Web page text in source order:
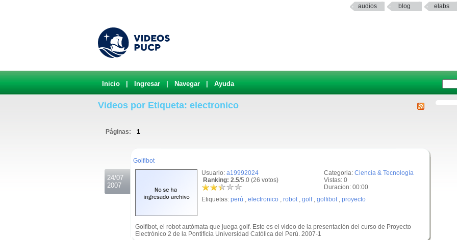
audios blog elabs
Inicio Ingresar Navegar Ayuda
Videos por Etiqueta: electronico
Páginas: 1
24/07
2007
Golfibot
Categoria: Ciencia & Tecnología
Vistas: 0
Duracion: 00:00
Usuario: a19992024
Ranking: 2.5/5.0 (26 votos)
Etiquetas: perú , electronico , robot, golf, golfibot, proyecto
Golfibot, el robot autómata que juega golf. Este es el video de la presentación del curso de Proyecto
Electrónico 2 de la Pontifícia Universidad Católica del Perú. 2007-1